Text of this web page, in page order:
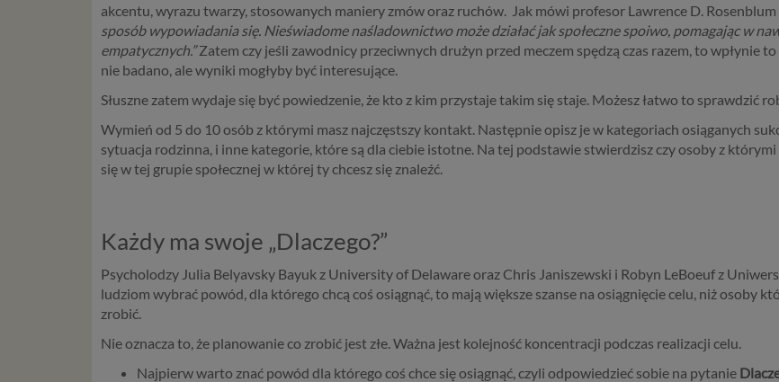
akcentu, wyrazu twarzy, stosowanych maniery zmów oraz ruchów. Jak mówi profesor Lawrence D.
sposób wypowiadania się. Nieświadome naśladownictwo może działać jak społeczne spoiwo, pomagając w
empatycznych.”Zatem czy jeśli zawodnicy przeciwnych drużyn przed meczem spędzą czas razem, to wpłynie
nie badano, ale wyniki mogłyby być interesujące.
Słuszne zatem wydaje się być powiedzenie, że kto z kim przystaje takim się staje. Możesz łatwo to sprawdzić
Wymień od 5 do 10 osób z którymi masz najczęstszy kontakt. Następnie opisz je w kategoriach osiąganych
sytuacja rodzinna, i inne kategorie, które są dla ciebie istotne. Na tej podstawie stwierdzisz czy osoby z
się w tej grupie społecznej w której ty chcesz się znaleźć.
Każdy ma swoje „Dlaczego?”
Psycholodzy Julia Belyavsky Bayuk z University of Delaware oraz Chris Janiszewski i Robyn LeBoeuf z
ludziom wybrać powód, dla którego chcą coś osiągnąć, to mają większe szanse na osiągnięcie celu, niż osoby
zrobić.
Nie oznacza to, że planowanie co zrobić jest złe. Ważna jest kolejność koncentracji podczas realizacji celu.
Najpierw warto znać powód dla którego coś chce się osiągnąć, czyli odpowiedzieć sobie na pytanie